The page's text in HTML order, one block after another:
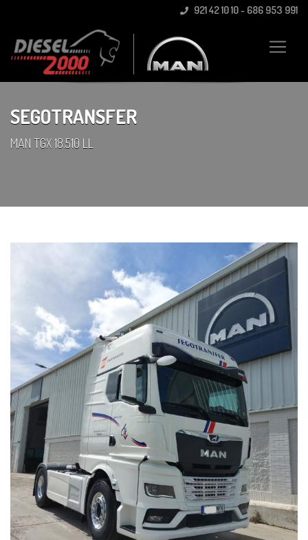
921 42 10 10 - 686 953 991
SEGOTRANSFER
MAN TGX 18.510 LL